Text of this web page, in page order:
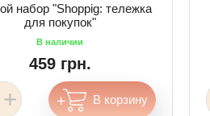
набор "Shoppig: тележка
для покупок"
459 грн.